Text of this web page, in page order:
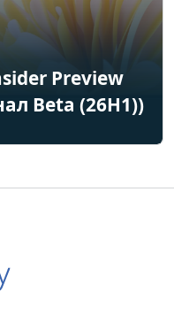
Preview
Beta (26H1))